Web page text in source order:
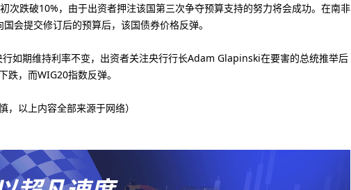
次跌破10%，由于出资者押注该国第三次争夺预算支持的努力将会成功。在南非
会提交修订后的预算后，该国债券价格反弹。
行如期维持利率不变，出资者关注央行行长Adam Glapinski在要害的总统推举后
跌，而WIG20指数反弹。
，以上内容全部来源于网络）